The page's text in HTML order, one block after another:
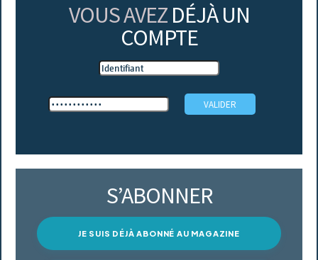
VOUS AVEZ DÉJÀ UN
COMPTE
S’ABONNER
JE SUIS DÉJÀ ABONNÉ AU MAGAZINE